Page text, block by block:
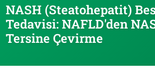
NASH (Steatohepatit)
Tedavisi: NAFLD'den
Tersine Çevirme